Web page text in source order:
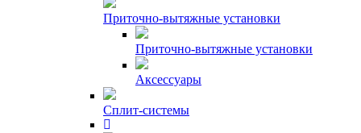
Приточно-вытяжные установки
Приточно-вытяжные установки
Аксессуары
Сплит-системы